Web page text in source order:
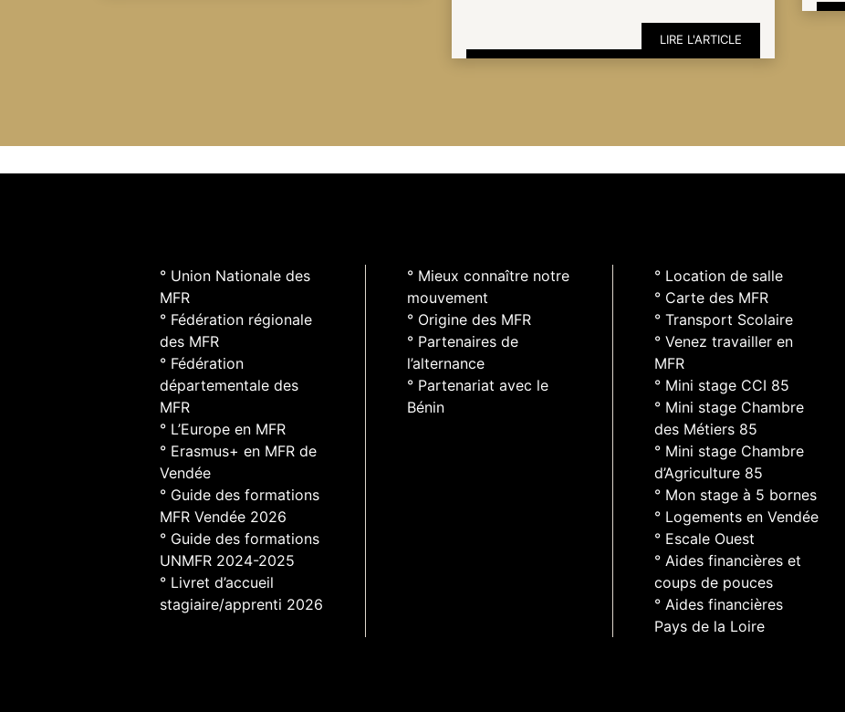
LIRE L'ARTICLE
° Union Nationale des
MFR
° Fédération régionale
des MFR
° Fédération
départementale des
MFR
° L’Europe en MFR
° Erasmus+ en MFR de
Vendée
° Guide des formations
MFR Vendée 2026
° Guide des formations
UNMFR 2024-2025
° Livret d’accueil
stagiaire/apprenti 2026
° Mieux connaître notre
mouvement
° Origine des MFR
° Partenaires de
l’alternance
° Partenariat avec le
Bénin
° Location de salle
° Carte des MFR
° Transport Scolaire
° Venez travailler en
MFR
° Mini stage CCI 85
° Mini stage Chambre
des Métiers 85
° Mini stage Chambre
d’Agriculture 85
° Mon stage à 5 bornes
° Logements en Vendée
° Escale Ouest
° Aides financières et
coups de pouces
° Aides financières
Pays de la Loire